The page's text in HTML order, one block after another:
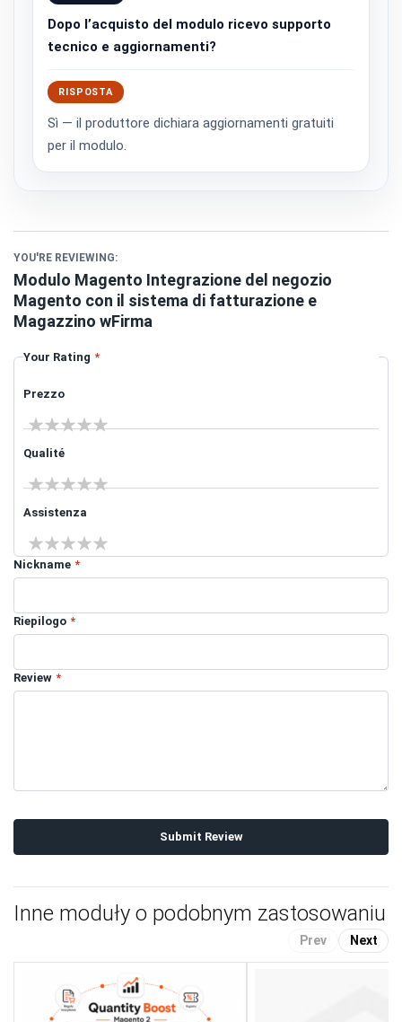
Dopo l’acquisto del modulo ricevo supporto
tecnico e aggiornamenti?
RISPOSTA
Sì — il produttore dichiara aggiornamenti gratuiti
per il modulo.
YOU'RE REVIEWING:
Modulo Magento Integrazione del negozio
Magento con il sistema di fatturazione e
Magazzino wFirma
Your Rating
Prezzo
1 star2 stars
3 stars
4 stars5 stars
Qualité
1 star2 stars
3 stars
4 stars5 stars
Assistenza
1 star2 stars
3 stars
4 stars5 stars
Nickname
Riepilogo
Review
Submit Review
Inne moduły o podobnym zastosowaniu
Prev Next